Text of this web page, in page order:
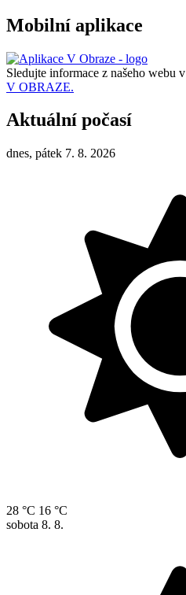
Mobilní aplikace
Sledujte informace z našeho webu v
V OBRAZE.
Aktuální počasí
dnes, pátek 7. 8. 2026
28 °C 16 °C
sobota 8. 8.